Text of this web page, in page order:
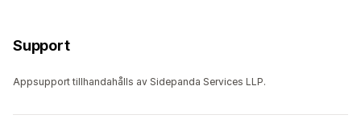
Support
Appsupport tillhandahålls av Sidepanda Services LLP.